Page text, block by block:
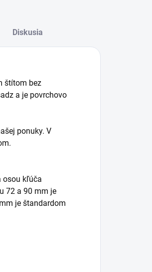
Diskusia
štítom bez
a je povrchovo
ponuky. V
osou kľúča
72 a 90 mm je
je štandardom